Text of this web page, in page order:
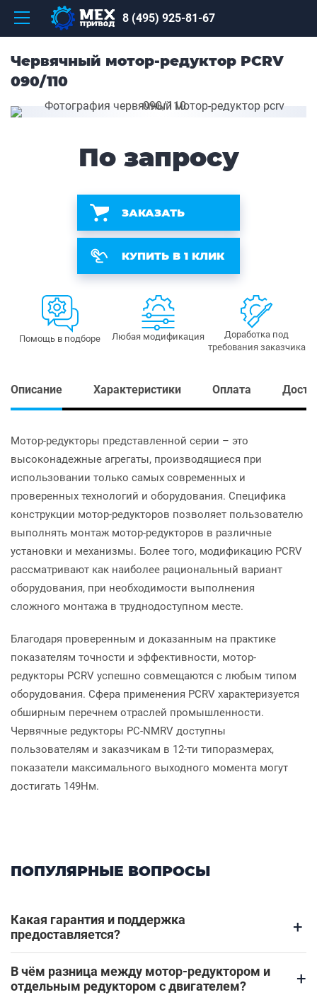
8 (495) 925-81-67
Червячный мотор-редуктор PCRV
090/110
По запросу
ЗАКАЗАТЬ
КУПИТЬ В 1 КЛИК
Помощь в подборе Любая модификация
Доработка под
требования заказчика
Описание Характеристики Оплата
Мотор-редукторы представленной серии – это
высоконадежные агрегаты, производящиеся при
использовании только самых современных и
проверенных технологий и оборудования. Специфика
конструкции мотор-редукторов позволяет пользователю
выполнять монтаж мотор-редукторов в различные
установки и механизмы. Более того, модификацию PCRV
рассматривают как наиболее рациональный вариант
оборудования, при необходимости выполнения
сложного монтажа в труднодоступном месте.
Благодаря проверенным и доказанным на практике
показателям точности и эффективности, мотор-
редукторы PCRV успешно совмещаются с любым типом
оборудования. Сфера применения PCRV характеризуется
обширным перечнем отраслей промышленности.
Червячные редукторы PC-NMRV доступны
пользователям и заказчикам в 12-ти типоразмерах,
показатели максимального выходного момента могут
достигать 149Нм.
ПОПУЛЯРНЫЕ ВОПРОСЫ
Какая гарантия и поддержка
предоставляется?
+
В чём разница между мотор-редуктором и
отдельным редуктором с двигателем?
+